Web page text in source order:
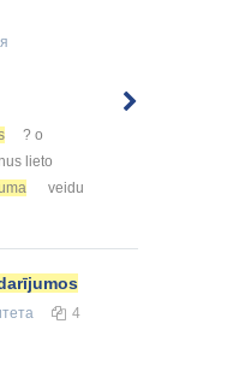
? o
lieto
veidu
4